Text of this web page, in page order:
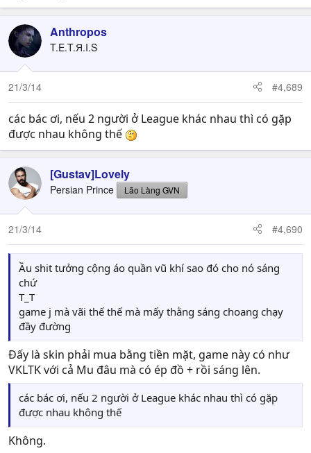
Anthropos
T.E.T.Я.I.S
21/3/14 #4,689
các bác ơi, nếu 2 người ở League khác nhau thì có gặp
được nhau không thế
[Gustav]Lovely
Persian Prince Lão Làng GVN
21/3/14 #4,690
Ầu shit tưởng cộng áo quần vũ khí sao đó cho nó sáng
chứ
T_T
game j mà vãi thế thế mà mấy thằng sáng choang chạy
đầy đường
Đấy là skin phải mua bằng tiền mặt, game này có như
VKLTK với cả Mu đâu mà có ép đồ + rồi sáng lên.
các bác ơi, nếu 2 người ở League khác nhau thì có gặp
được nhau không thế
Không.